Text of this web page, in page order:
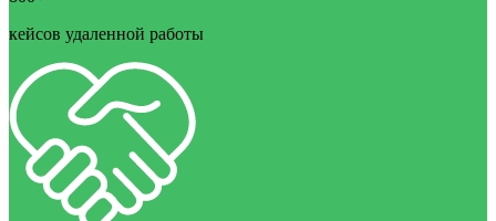
кейсов удаленной работы